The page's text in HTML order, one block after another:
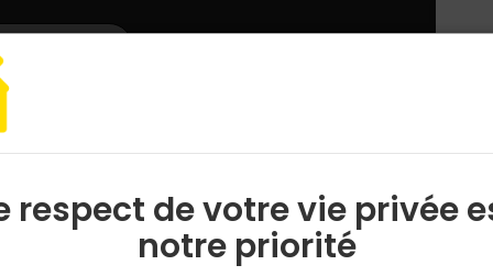
verre acoustique URSA 16,2 m x 900 x 45 mm
URSA
respect de votre vie privée
notre priorité